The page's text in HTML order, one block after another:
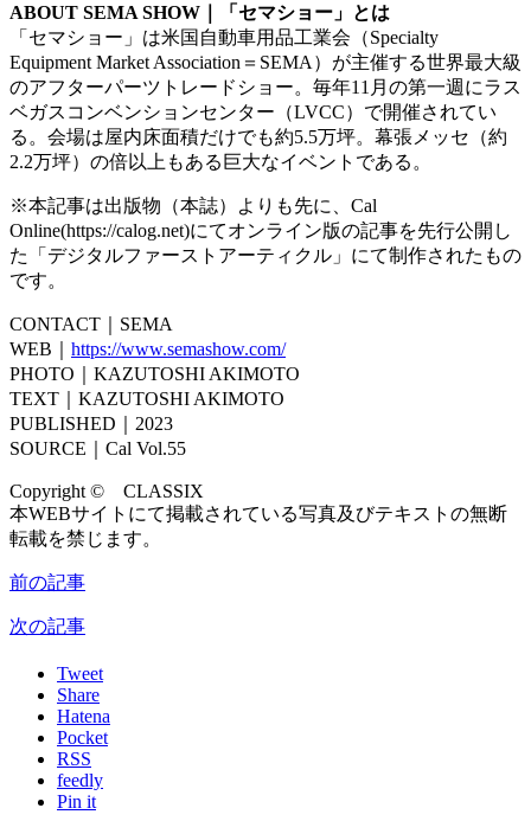
ABOUT SEMA SHOW｜「セマショー」とは
「セマショー」は米国自動車用品工業会（Specialty
Equipment Market Association＝SEMA）が主催する世界最大級
のアフターパーツトレードショー。毎年11月の第一週にラス
ベガスコンベンションセンター（LVCC）で開催されてい
る。会場は屋内床面積だけでも約5.5万坪。幕張メッセ（約
2.2万坪）の倍以上もある巨大なイベントである。
※本記事は出版物（本誌）よりも先に、Cal
Online(https://calog.net)にてオンライン版の記事を先行公開し
た「デジタルファーストアーティクル」にて制作されたもの
です。
CONTACT｜SEMA
WEB｜ https://www.semashow.com/
PHOTO｜KAZUTOSHI AKIMOTO
TEXT｜KAZUTOSHI AKIMOTO
PUBLISHED｜2023
SOURCE｜Cal Vol.55
Copyright © CLASSIX
本WEBサイトにて掲載されている写真及びテキストの無断
転載を禁じます。
前の記事
次の記事
Tweet
Share
Hatena
Pocket
RSS
feedly
Pin it